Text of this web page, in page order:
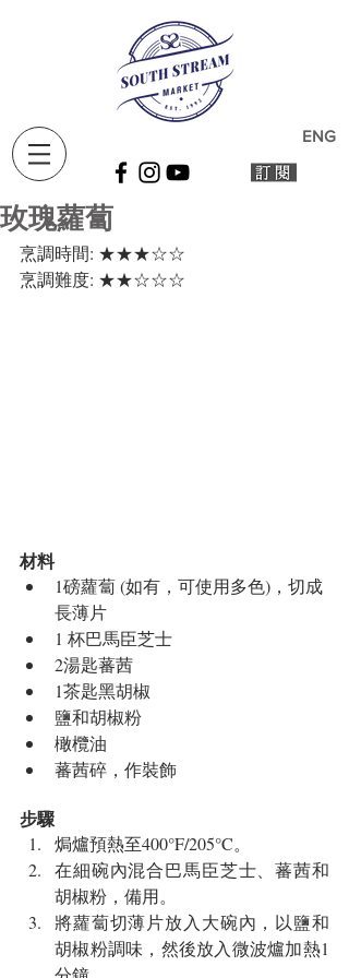
ENG
玫瑰蘿蔔
烹調時間: ★★★☆☆
烹調難度: ★★☆☆☆
材料
1磅蘿蔔 (如有，可使用多色)，切成
長薄片
1 杯巴馬臣芝士
2湯匙蕃茜
1茶匙黑胡椒
鹽和胡椒粉
橄欖油
蕃茜碎，作裝飾
步驟
焗爐預熱至400°F/205°C。
在細碗內混合巴馬臣芝士、蕃茜和
胡椒粉，備用。
將蘿蔔切薄片放入大碗內，以鹽和
胡椒粉調味，然後放入微波爐加熱1